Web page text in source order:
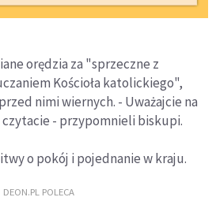
orędzia za "sprzeczne z
Kościoła katolickiego",
nimi wiernych. - Uważajcie na
czytacie - przypomnieli biskupi.
o pokój i pojednanie w kraju.
DEON.PL POLECA